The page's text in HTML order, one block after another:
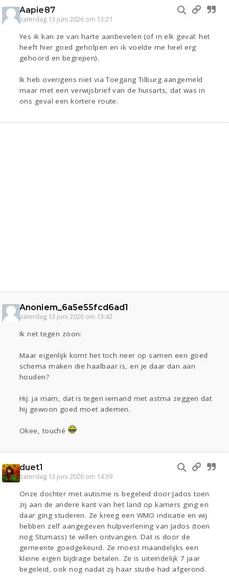
Aapie87
zaterdag 13 juni 2026 om 13:21
Yes ik kan ze van harte aanbevelen (of in elk geval: het
heeft hier goed geholpen en ik voelde me heel erg
gehoord en begrepen).
Ik heb overigens niet via Toegang Tilburg aangemeld
maar met een verwijsbrief van de huisarts, dat was in
ons geval een kortere route.
Anoniem_6a5e55fcd6ad1
zaterdag 13 juni 2026 om 13:42
Ik net tegen zoon:
Maar eigenlijk komt het toch neer op samen een goed
schema maken die haalbaar is, en je daar dan aan
houden?
Hij: ja mam, dat is tegen iemand met astma zeggen dat
hij gewoon goed moet ademen.
Okee, touché
duet1
zaterdag 13 juni 2026 om 14:39
Onze dochter met autisme is begeleid door Jados toen
zij aan de andere kant van het land op kamers ging en
daar ging studeren. Ze kreeg een WMO indicatie en wij
hebben zelf aangegeven hulpverlening van Jados (toen
nog Stumass) te willen ontvangen. Dat is door de
gemeente goedgekeurd. Ze moest maandelijks een
kleine eigen bijdrage betalen. Ze is uiteindelijk 7 jaar
begeleid, ook nog nadat zij haar studie had afgerond.